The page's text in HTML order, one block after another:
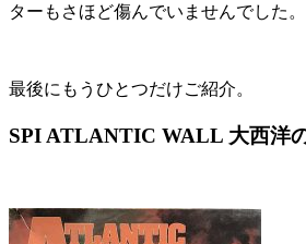
ターもさほど傷んでいませんでした。
最後にもうひとつだけご紹介。
SPI ATLANTIC WALL 大西洋